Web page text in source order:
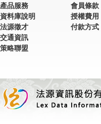
產品服務
資料庫說明
法源徵才
交通資訊
策略聯盟
會員條款
授權費用
付款方式